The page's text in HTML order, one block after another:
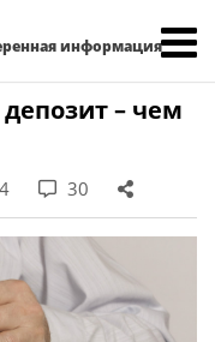
информация
– чем
30